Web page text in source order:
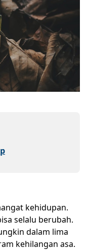
kehidupan.
selalu berubah.
dalam lima
kehilangan asa.